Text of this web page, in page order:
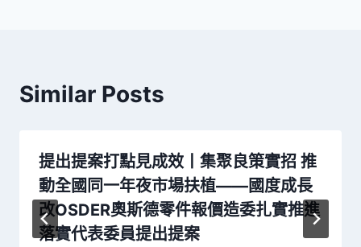
Similar Posts
提出提案打點見成效丨集聚良策實招 推
動全國同一年夜市場扶植——國度成長
改OSDER奧斯德零件報價造委扎實推進
落實代表委員提出提案